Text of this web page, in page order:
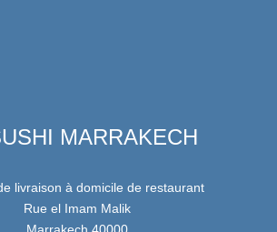
MARRAKECH
livraison à domicile de restaurant
Rue el Imam Malik
Marrakech 40000